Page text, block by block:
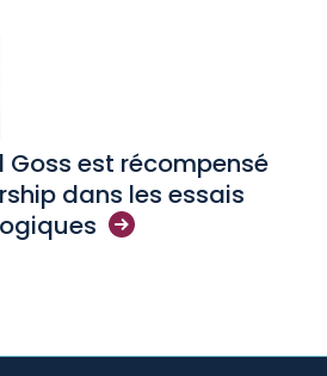
Goss est récompensé
dans les essais